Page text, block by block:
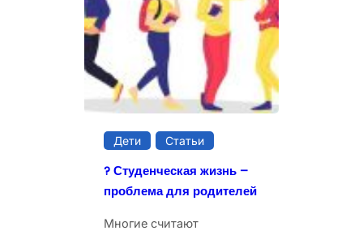
Дети Статьи
? Студенческая жизнь –
проблема для родителей
Многие считают